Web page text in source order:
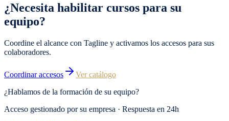
¿Necesita habilitar cursos para su
equipo?
Coordine el alcance con Tagline y activamos los accesos para sus
colaboradores.
Coordinar accesos
Ver catálogo
¿Hablamos de la formación de su equipo?
Acceso gestionado por su empresa · Respuesta en 24h